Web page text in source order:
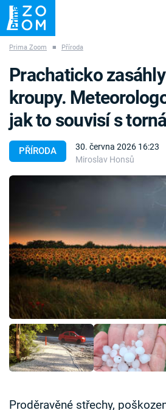
ZÁHADY VETŘELCI DÁVNOVĚKU
Témata
Pořady
TV Program
Časopis
Sledujte prima+
Přihlášení
Sledujte nás
Prima Zoom ■ Příroda
PŘÍRODA
30. června 2026 16:23
Miroslav Honsů
Prachaticko
kroupy.
jak to souvisí s
Proděravěné střechy,